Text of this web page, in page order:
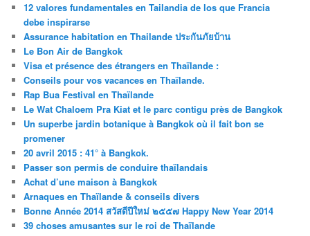
12 valores fundamentales en Tailandia de los que Francia
debe inspirarse
Assurance habitation en Thailande ประกันภัยบ้าน
Le Bon Air de Bangkok
Visa et présence des étrangers en Thaïlande :
Conseils pour vos vacances en Thaïlande.
Rap Bua Festival en Thaïlande
Le Wat Chaloem Pra Kiat et le parc contigu près de Bangkok
Un superbe jardin botanique à Bangkok où il fait bon se
promener
20 avril 2015 : 41° à Bangkok.
Passer son permis de conduire thaïlandais
Achat d’une maison à Bangkok
Arnaques en Thaïlande & conseils divers
Bonne Année 2014 สวัสดีปีใหม่ ๒๕๕๗ Happy New Year 2014
39 choses amusantes sur le roi de Thaïlande